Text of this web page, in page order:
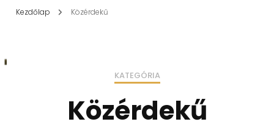
Kezdőlap Közérdekű
KATEGÓRIA
Közérdekű